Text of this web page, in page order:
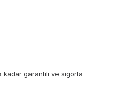
kadar garantili ve sigorta